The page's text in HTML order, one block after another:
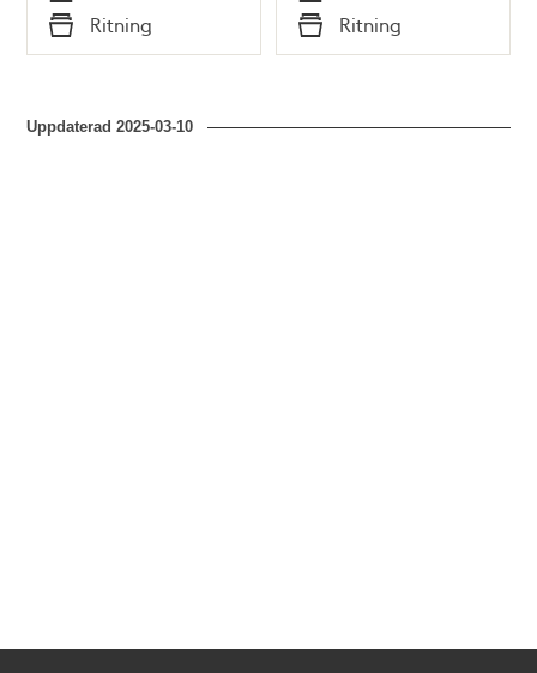
Tid
Typ
Ritning Tid
Typ
Ritning
Uppdaterad2025-03-10